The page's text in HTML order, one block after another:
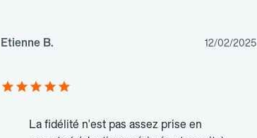
Etienne B. 12/02/2025
La fidélité n'est pas assez prise en